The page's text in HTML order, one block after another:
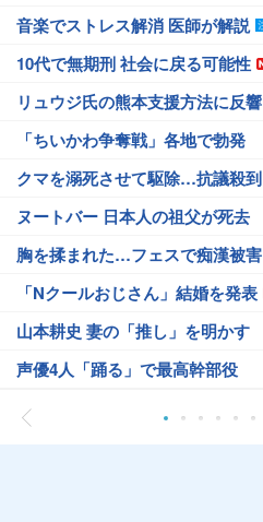
音楽でストレス解消 医師が解説
10代で無期刑 社会に戻る可能性
リュウジ氏の熊本支援方法に反響
「ちいかわ争奪戦」各地で勃発
クマを溺死させて駆除…抗議殺到
ヌートバー 日本人の祖父が死去
胸を揉まれた…フェスで痴漢被害
「Nクールおじさん」結婚を発表
山本耕史 妻の「推し」を明かす
声優4人「踊る」で最高幹部役